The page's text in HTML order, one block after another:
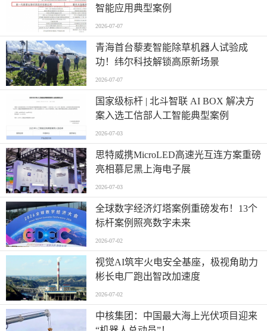
智能应用典型案例
2026-07-07
青海首台藜麦智能除草机器人试验成
功！纬尔科技解锁高原新场景
2026-07-07
国家级标杆 | 北斗智联 AI BOX 解决方
案入选工信部人工智能典型案例
2026-07-03
思特威携MicroLED高速光互连方案重磅
亮相慕尼黑上海电子展
2026-07-03
全球数字经济灯塔案例重磅发布！13个
标杆案例照亮数字未来
2026-07-02
视觉AI筑牢火电安全基座，极视角助力
彬长电厂跑出智改加速度
2026-07-02
中核集团：中国最大海上光伏项目迎来